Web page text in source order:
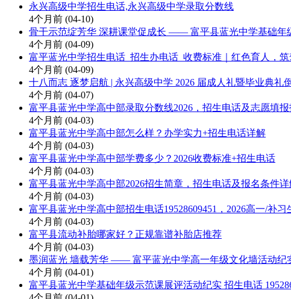
永兴高级中学招生电话,永兴高级中学录取分数线
4个月前 (04-10)
骨干示范绽芳华 深耕课堂促成长 —— 富平县蓝光中学基础年
4个月前 (04-09)
富平蓝光中学招生电话_招生办电话_收费标准｜红色育人，筑
4个月前 (04-09)
十八而志 逐梦启航 | 永兴高级中学 2026 届成人礼暨毕业典礼
4个月前 (04-07)
富平县蓝光中学高中部录取分数线2026，招生电话及志愿填
4个月前 (04-03)
富平县蓝光中学高中部怎么样？办学实力+招生电话详解
4个月前 (04-03)
富平县蓝光中学高中部学费多少？2026收费标准+招生电话
4个月前 (04-03)
富平县蓝光中学高中部2026招生简章，招生电话及报名条件详
4个月前 (04-03)
富平县蓝光中学高中部招生电话19528609451，2026高一/补习
4个月前 (04-03)
富平县流动补胎哪家好？正规靠谱补胎店推荐
4个月前 (04-03)
墨润蓝光 墙载芳华 —— 富平蓝光中学高一年级文化墙活动纪实
4个月前 (04-01)
富平县蓝光中学基础年级示范课展评活动纪实 招生电话